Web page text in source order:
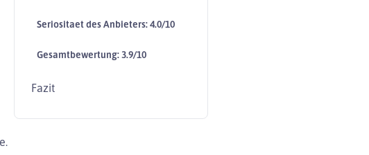
Seriositaet des Anbieters: 4.0/10
Gesamtbewertung: 3.9/10
Fazit